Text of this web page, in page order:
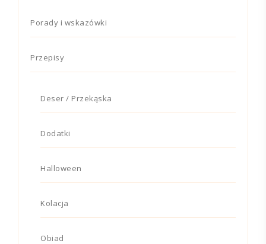
Porady i wskazówki
Przepisy
Deser / Przekąska
Dodatki
Halloween
Kolacja
Obiad